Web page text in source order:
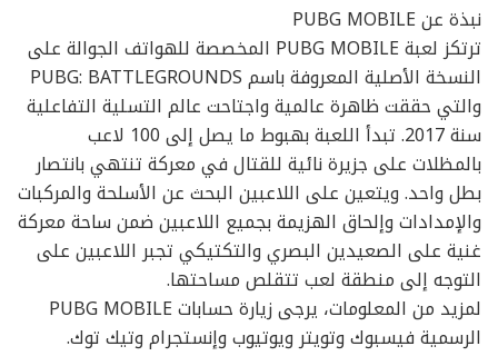
نبذة عن PUBG MOBILE
ترتكز لعبة PUBG MOBILE المخصصة للهواتف الجوالة على
النسخة الأصلية المعروفة باسم PUBG: BATTLEGROUNDS
والتي حققت ظاهرة عالمية واجتاحت عالم التسلية التفاعلية
سنة 2017. تبدأ اللعبة بهبوط ما يصل إلى 100 لاعب
بالمظلات على جزيرة نائية للقتال في معركة تنتهي بانتصار
بطل واحد. ويتعين على اللاعبين البحث عن الأسلحة والمركبات
والإمدادات وإلحاق الهزيمة بجميع اللاعبين ضمن ساحة معركة
غنية على الصعيدين البصري والتكتيكي تجبر اللاعبين على
التوجه إلى منطقة لعب تتقلص مساحتها.
لمزيد من المعلومات، يرجى زيارة حسابات PUBG MOBILE
الرسمية فيسبوك وتويتر ويوتيوب وإنستجرام وتيك توك.